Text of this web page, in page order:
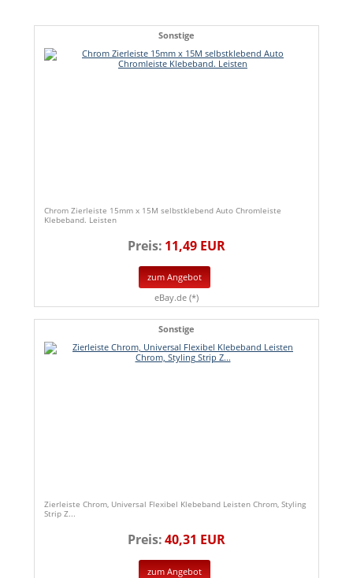
Sonstige
Chrom Zierleiste 15mm x 15M selbstklebend Auto Chromleiste
Klebeband. Leisten
Preis: 11,49 EUR
zum Angebot
eBay.de (*)
Sonstige
Zierleiste Chrom, Universal Flexibel Klebeband Leisten Chrom, Styling
Strip Z...
Preis:40,31 EUR
zum Angebot